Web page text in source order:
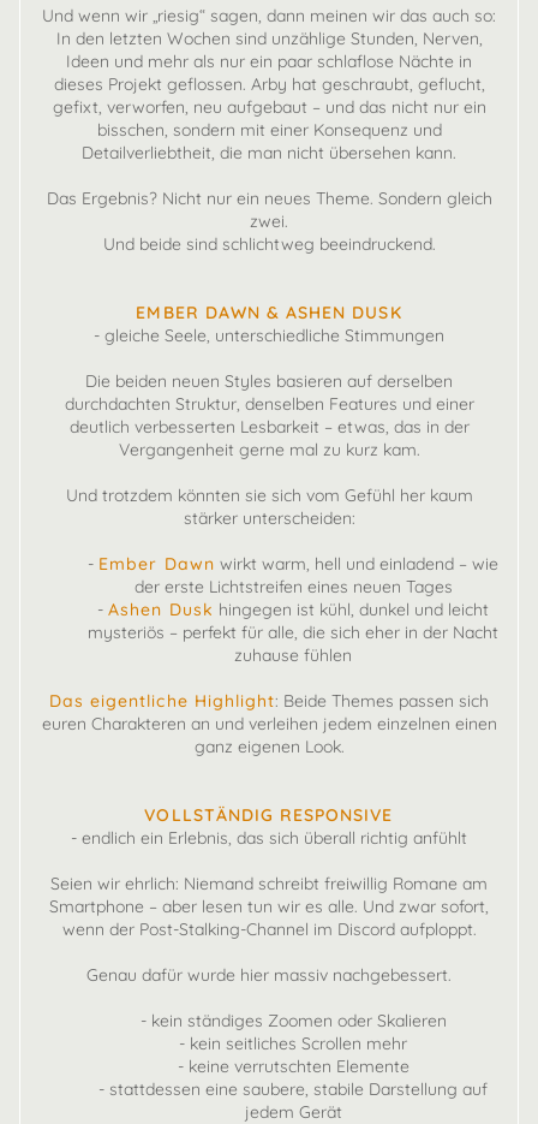
Und wenn wir „riesig“ sagen, dann meinen wir das auch so:
In den letzten Wochen sind unzählige Stunden, Nerven,
Ideen und mehr als nur ein paar schlaflose Nächte in
dieses Projekt geflossen. Arby hat geschraubt, geflucht,
gefixt, verworfen, neu aufgebaut – und das nicht nur ein
bisschen, sondern mit einer Konsequenz und
Detailverliebtheit, die man nicht übersehen kann.
Das Ergebnis? Nicht nur ein neues Theme. Sondern gleich
zwei.
Und beide sind schlichtweg beeindruckend.
EMBER DAWN & ASHEN DUSK
- gleiche Seele, unterschiedliche Stimmungen
Die beiden neuen Styles basieren auf derselben
durchdachten Struktur, denselben Features und einer
deutlich verbesserten Lesbarkeit – etwas, das in der
Vergangenheit gerne mal zu kurz kam.
Und trotzdem könnten sie sich vom Gefühl her kaum
stärker unterscheiden:
- Ember Dawn wirkt warm, hell und einladend – wie
der erste Lichtstreifen eines neuen Tages
-Ashen Dusk hingegen ist kühl, dunkel und leicht
mysteriös – perfekt für alle, die sich eher in der Nacht
zuhause fühlen
Das eigentliche Highlight: Beide Themes passen sich
euren Charakteren an und verleihen jedem einzelnen einen
ganz eigenen Look.
VOLLSTÄNDIG RESPONSIVE
- endlich ein Erlebnis, das sich überall richtig anfühlt
Seien wir ehrlich: Niemand schreibt freiwillig Romane am
Smartphone – aber lesen tun wir es alle. Und zwar sofort,
wenn der Post-Stalking-Channel im Discord aufploppt.
Genau dafür wurde hier massiv nachgebessert.
- kein ständiges Zoomen oder Skalieren
- kein seitliches Scrollen mehr
- keine verrutschten Elemente
- stattdessen eine saubere, stabile Darstellung auf
jedem Gerät